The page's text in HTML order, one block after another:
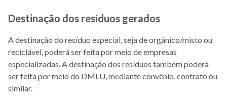
Destinação dos resíduos gerados
A destinação do resíduo especial, seja de orgânico/misto ou
reciclável, poderá ser feita por meio de empresas
especializadas. A destinação dos resíduos também poderá
ser feita por meio do DMLU, mediante convênio, contrato ou
similar.